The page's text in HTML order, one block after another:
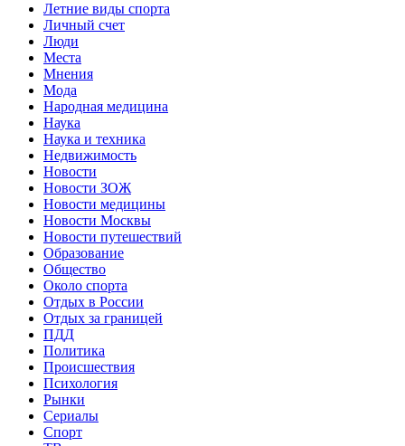
Летние виды спорта
Личный счет
Люди
Места
Мнения
Мода
Народная медицина
Наука
Наука и техника
Недвижимость
Новости
Новости ЗОЖ
Новости медицины
Новости Москвы
Новости путешествий
Образование
Общество
Около спорта
Отдых в России
Отдых за границей
ПДД
Политика
Происшествия
Психология
Рынки
Сериалы
Спорт